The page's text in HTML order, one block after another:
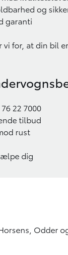
og
garanti
vi for, at din bil
22 7000
tilbud
rust
dig
Odder